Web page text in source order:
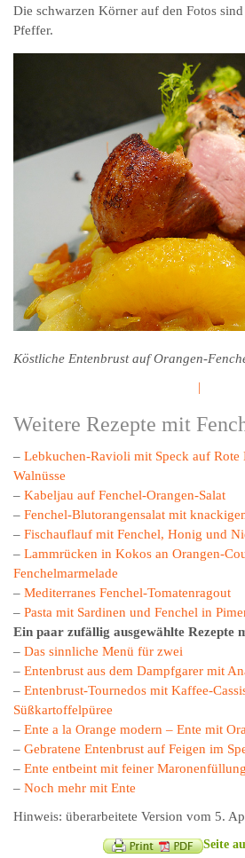
Die schwarzen Körner auf den Fotos
Pfeffer.
Köstliche Entenbrust auf Orangen-
|
Weitere Rezepte mit
– Lebkuchen-Ravioli mit Speck auf Rote
Walnüsse
– Kabeljau auf Fenchel-Orangen-Salat
– Fenchel-Blutorangensalat mit
– Fischauflauf mit Fenchel, Honig und
– Lammrücken in Kokos an Orangen-
Fenchelmarmelade
– Mediterranes Fenchel-Tomatenragout
– Pasta mit Sardinen und Fenchel in
Ein paar zufällig ausgewählte Rezepte
– Das sinnliche Menü für zwei
– Entenbrust aus dem Dampfgarer mit
– Entenbrust-Tournedos mit Kaffee-
Süßkartoffelpüree
– Ente a la Orange modern – Ente mit
– Gebratene Entenbrust auf Feigen im
– Ente entbeint mit feiner Maronenfüllung
– Noch mehr mit Ente
Hinweis: überarbeitete Version vom 5.
Seite